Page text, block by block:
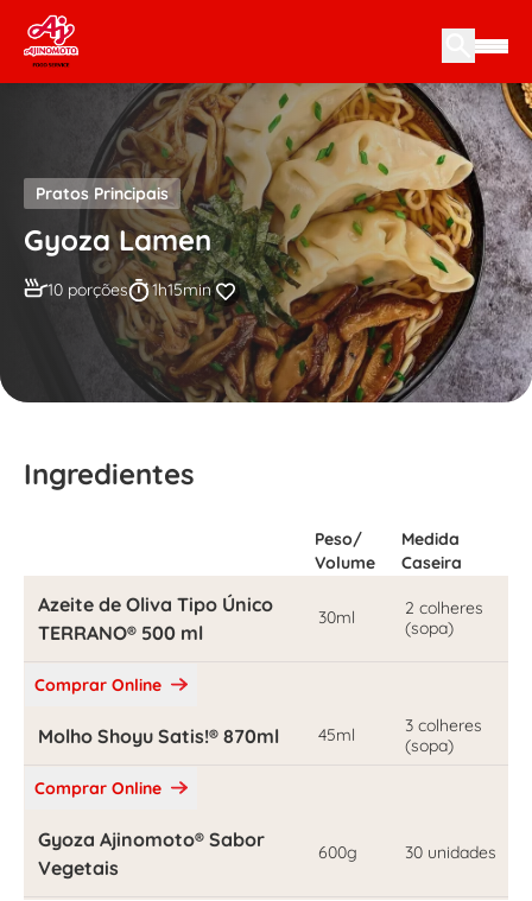
Skip to content
Pratos Principais
Gyoza Lamen
10 porções 1h15min
Ingredientes
Peso/
Volume
Medida
Caseira
Azeite de Oliva Tipo Único
TERRANO® 500 ml
30ml
2 colheres
(sopa)
Comprar Online
Molho Shoyu Satis!® 870ml 45ml
3 colheres
(sopa)
Comprar Online
Gyoza Ajinomoto® Sabor
Vegetais
600g 30 unidades